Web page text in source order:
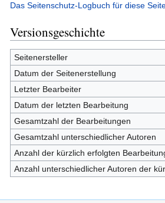
Das Seitenschutz-Logbuch für diese
Versionsgeschichte
Seitenersteller
Datum der Seitenerstellung
Letzter Bearbeiter
Datum der letzten Bearbeitung
Gesamtzahl der Bearbeitungen
Gesamtzahl unterschiedlicher Autoren
Anzahl der kürzlich erfolgten
Anzahl unterschiedlicher Autoren der